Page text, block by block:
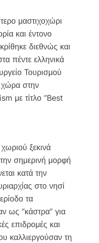
μαστιχοχώρι
και έντονο
διεθνώς και
πέντε ελληνικά
Τουρισμού
στην
με τίτλο “Best
ξεκινά
σημερινή μορφή
κατά την
στο νησί
τα
ως “κάστρα” για
επιδρομές και
καλλιεργούσαν τη